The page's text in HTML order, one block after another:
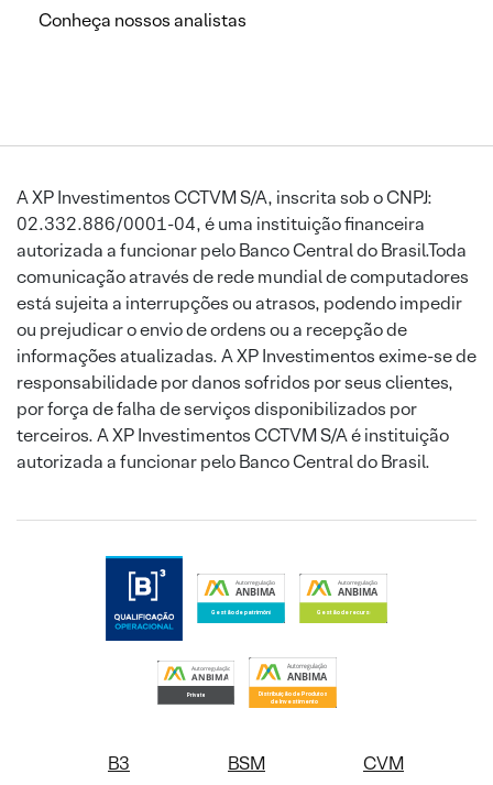
Conheça nossos analistas
A XP Investimentos CCTVM S/A, inscrita sob o CNPJ:
02.332.886/0001-04, é uma instituição financeira
autorizada a funcionar pelo Banco Central do Brasil.Toda
comunicação através de rede mundial de computadores
está sujeita a interrupções ou atrasos, podendo impedir
ou prejudicar o envio de ordens ou a recepção de
informações atualizadas. A XP Investimentos exime-se de
responsabilidade por danos sofridos por seus clientes,
por força de falha de serviços disponibilizados por
terceiros. A XP Investimentos CCTVM S/A é instituição
autorizada a funcionar pelo Banco Central do Brasil.
B3 BSM CVM